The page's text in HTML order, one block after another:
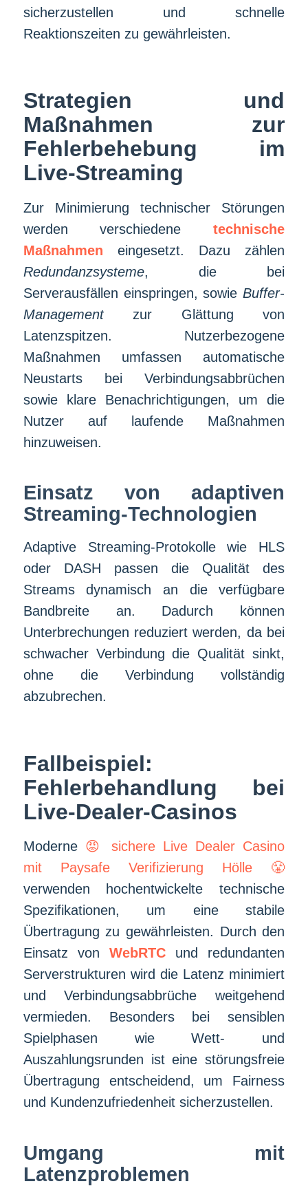
sicherzustellen und schnelle
Reaktionszeiten zu gewährleisten.
Strategien und
Maßnahmen zur
Fehlerbehebung im
Live-Streaming
Zur Minimierung technischer Störungen
werden verschiedenetechnische
Maßnahmen eingesetzt. Dazu zählen
Redundanzsysteme, die bei
Serverausfällen einspringen, sowieBuffer-
Managementzur Glättung von
Latenzspitzen. Nutzerbezogene
Maßnahmen umfassen automatische
Neustarts bei Verbindungsabbrüchen
sowie klare Benachrichtigungen, um die
Nutzer auf laufende Maßnahmen
hinzuweisen.
Einsatz von adaptiven
Streaming-Technologien
Adaptive Streaming-Protokolle wie HLS
oder DASH passen die Qualität des
Streams dynamisch an die verfügbare
Bandbreite an. Dadurch können
Unterbrechungen reduziert werden, da bei
schwacher Verbindung die Qualität sinkt,
ohne die Verbindung vollständig
abzubrechen.
Fallbeispiel:
Fehlerbehandlung bei
Live-Dealer-Casinos
Moderne 😡 sichere Live Dealer Casino
mit Paysafe Verifizierung Hölle 😤
verwenden hochentwickelte technische
Spezifikationen, um eine stabile
Übertragung zu gewährleisten. Durch den
Einsatz von WebRTC und redundanten
Serverstrukturen wird die Latenz minimiert
und Verbindungsabbrüche weitgehend
vermieden. Besonders bei sensiblen
Spielphasen wie Wett- und
Auszahlungsrunden ist eine störungsfreie
Übertragung entscheidend, um Fairness
und Kundenzufriedenheit sicherzustellen.
Umgang mit
Latenzproblemen